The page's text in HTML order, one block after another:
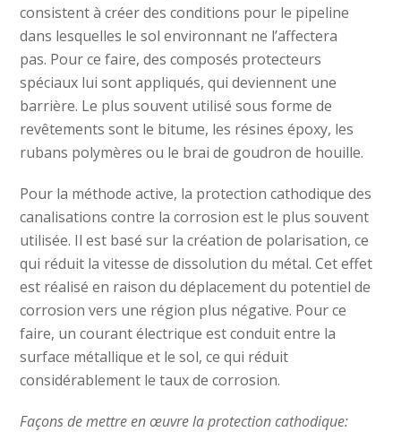
consistent à créer des conditions pour le pipeline
dans lesquelles le sol environnant ne l’affectera
pas. Pour ce faire, des composés protecteurs
spéciaux lui sont appliqués, qui deviennent une
barrière. Le plus souvent utilisé sous forme de
revêtements sont le bitume, les résines époxy, les
rubans polymères ou le brai de goudron de houille.
Pour la méthode active, la protection cathodique des
canalisations contre la corrosion est le plus souvent
utilisée. Il est basé sur la création de polarisation, ce
qui réduit la vitesse de dissolution du métal. Cet effet
est réalisé en raison du déplacement du potentiel de
corrosion vers une région plus négative. Pour ce
faire, un courant électrique est conduit entre la
surface métallique et le sol, ce qui réduit
considérablement le taux de corrosion.
Façons de mettre en œuvre la protection cathodique: